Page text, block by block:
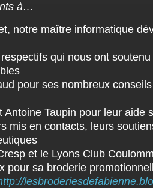
à…
notre maître informatique
qui nous ont
pour ses nombreux
Antoine Taupin pour leur aide
mis en contacts, leurs
et le Lyons Club
pour sa broderie